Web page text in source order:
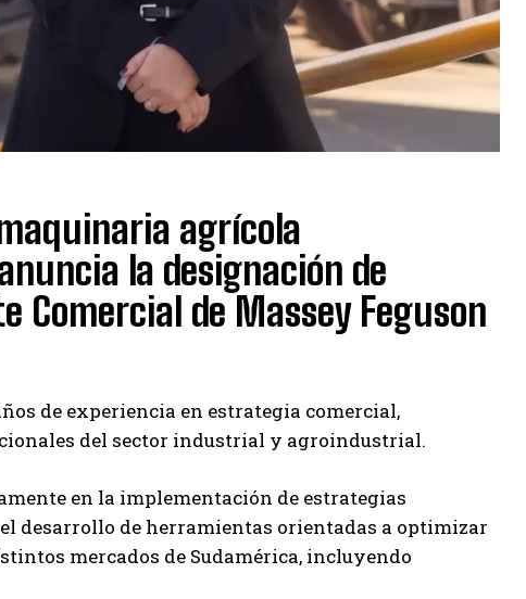
agrícola
la designación de
Comercial de Massey Feguson
de experiencia en estrategia comercial,
del sector industrial y agroindustrial.
en la implementación de estrategias
desarrollo de herramientas orientadas a optimizar
mercados de Sudamérica, incluyendo